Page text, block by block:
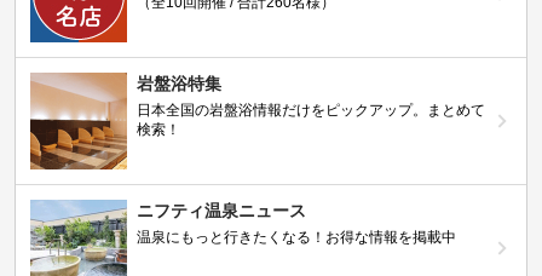
岩盤浴特集
日本全国の岩盤浴情報だけをピックアップ。まとめて
検索！
ニフティ温泉ニュース
温泉にもっと行きたくなる！お得な情報を掲載中